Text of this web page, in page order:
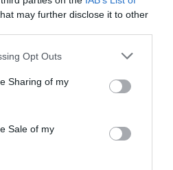
may further disclose it to other
app uses one or more Google
behaviour. You may click to
and its third-party tags to
purposes in below Google
Opt Outs
Sharing of my
Sale of my